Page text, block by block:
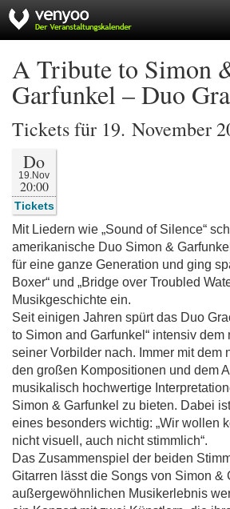
A Tribute to Simon
Garfunkel – Duo
Tickets für 19. November
Do
19.Nov
20:00
Tickets
Mit Liedern wie „Sound of Silence“
amerikanische Duo Simon &
für eine ganze Generation und ging
Boxer“ und „Bridge over Troubled
Musikgeschichte ein.
Seit einigen Jahren spürt das Duo
to Simon and Garfunkel“ intensiv
seiner Vorbilder nach. Immer mit dem
den großen Kompositionen und dem
musikalisch hochwertige
Simon & Garfunkel zu bieten. Dabei
eines besonders wichtig: „Wir wollen
nicht visuell, auch nicht stimmlich“.
Das Zusammenspiel der beiden
Gitarren lässt die Songs von Simon &
außergewöhnlichen Musikerlebnis